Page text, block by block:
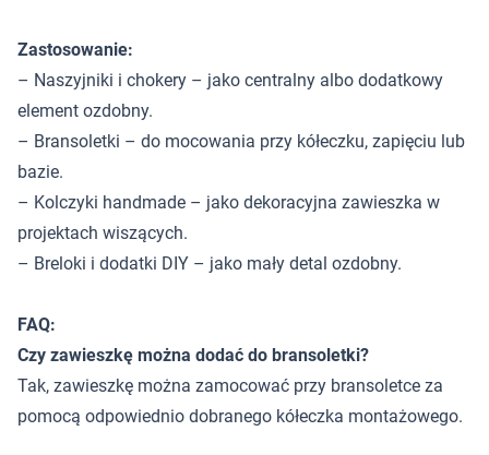
Zastosowanie:
– Naszyjniki i chokery – jako centralny albo dodatkowy
element ozdobny.
– Bransoletki – do mocowania przy kółeczku, zapięciu lub
bazie.
– Kolczyki handmade – jako dekoracyjna zawieszka w
projektach wiszących.
– Breloki i dodatki DIY – jako mały detal ozdobny.
FAQ:
Czy zawieszkę można dodać do bransoletki?
Tak, zawieszkę można zamocować przy bransoletce za
pomocą odpowiednio dobranego kółeczka montażowego.